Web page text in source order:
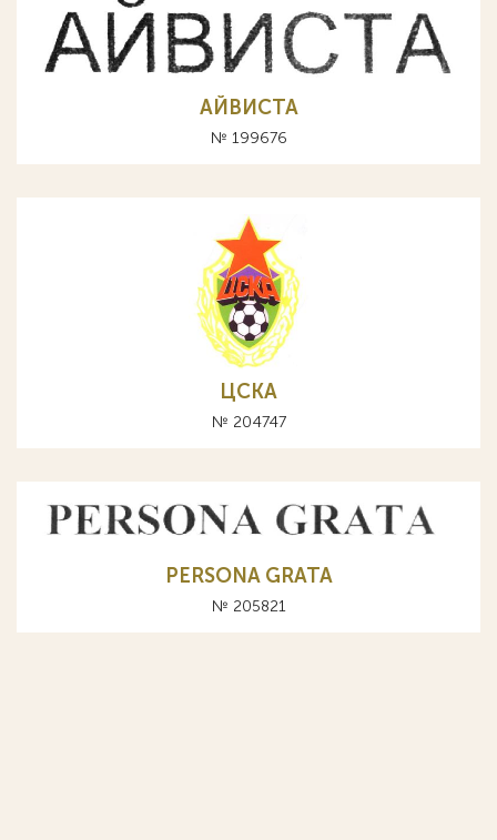
АЙВИСТА
№ 199676
ЦСКА
№ 204747
PERSONA GRATA
№ 205821